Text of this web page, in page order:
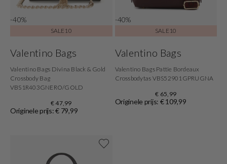
-40%
SALE10
Valentino Bags
Valentino Bags Divina Black & Gold
Crossbody Bag
VBS1R403GNERO/GOLD
€ 47,99
Originele prijs: € 79,99
-40%
SALE10
Valentino Bags
Valentino Bags Pattie Bordeaux
Crossbodytas VBS52901GPRUGNA
€ 65,99
Originele prijs: € 109,99